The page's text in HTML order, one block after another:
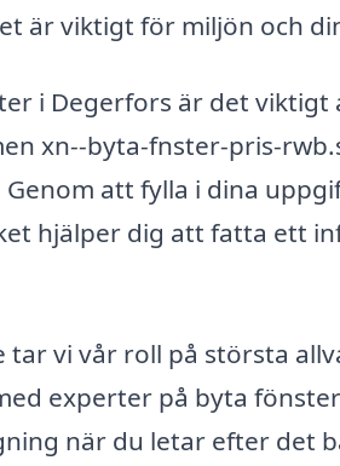
är viktigt för miljön och
i Degerfors är det
xn--byta-fnster-pris-
att fylla i dina
hjälper dig att fatta ett
vi vår roll på största
experter på byta
när du letar efter det